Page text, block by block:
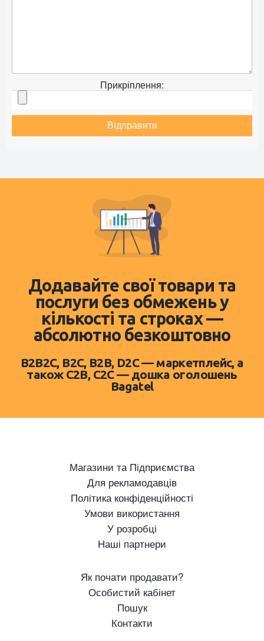
Прикріплення:
Відправити
Додавайте свої товари та
послуги без обмежень у
кількості та строках —
абсолютно безкоштовно
B2B2C, B2C, B2B, D2C — маркетплейс, а
також C2B, C2C — дошка оголошень
Bagatel
Магазини та Підприємства
Для рекламодавців
Політика конфіденційності
Умови використання
У розробці
Наші партнери
Як почати продавати?
Особистий кабінет
Пошук
Контакти